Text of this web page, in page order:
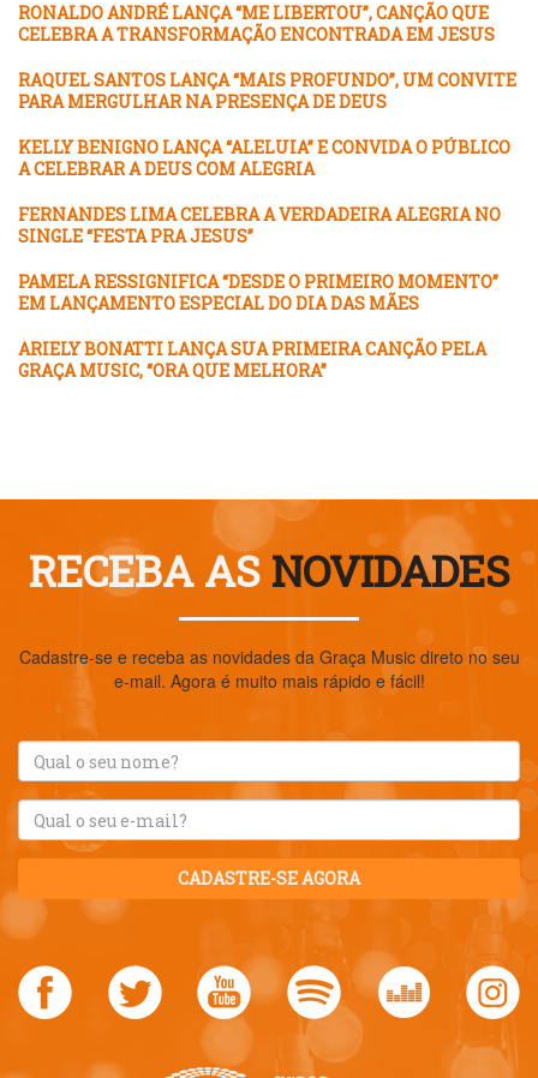
RONALDO ANDRÉ LANÇA “ME LIBERTOU”, CANÇÃO QUE
CELEBRA A TRANSFORMAÇÃO ENCONTRADA EM JESUS
RAQUEL SANTOS LANÇA “MAIS PROFUNDO”, UM CONVITE
PARA MERGULHAR NA PRESENÇA DE DEUS
KELLY BENIGNO LANÇA “ALELUIA” E CONVIDA O PÚBLICO
A CELEBRAR A DEUS COM ALEGRIA
FERNANDES LIMA CELEBRA A VERDADEIRA ALEGRIA NO
SINGLE “FESTA PRA JESUS”
PAMELA RESSIGNIFICA “DESDE O PRIMEIRO MOMENTO”
EM LANÇAMENTO ESPECIAL DO DIA DAS MÃES
ARIELY BONATTI LANÇA SUA PRIMEIRA CANÇÃO PELA
GRAÇA MUSIC, “ORA QUE MELHORA”
RECEBA AS NOVIDADES
Cadastre-se e receba as novidades da Graça Music direto no seu
e-mail. Agora é muito mais rápido e fácil!
CADASTRE-SE AGORA